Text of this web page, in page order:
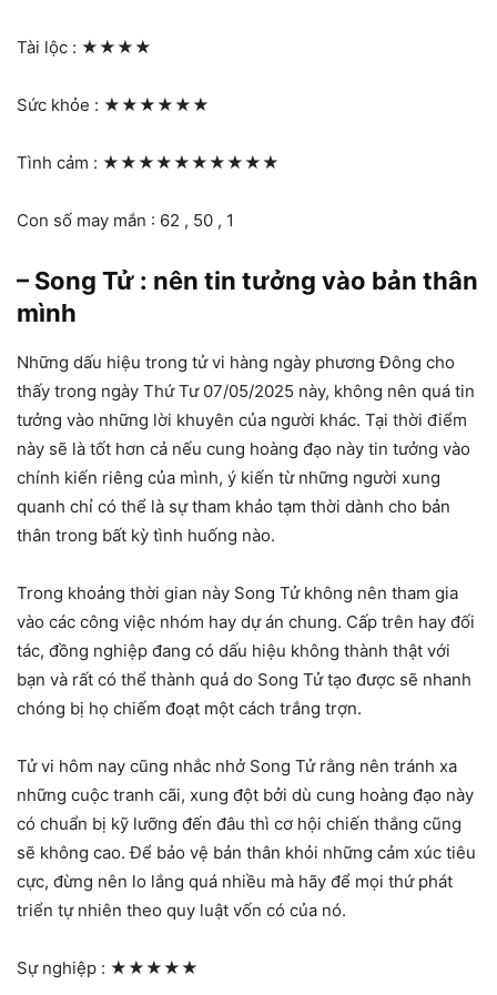
Tài lộc : ★★★★
Sức khỏe : ★★★★★★
Tình cảm : ★★★★★★★★★★
Con số may mắn : 62 , 50 , 1
– Song Tử : nên tin tưởng vào bản thân
mình
Những dấu hiệu trong tử vi hàng ngày phương Đông cho
thấy trong ngày Thứ Tư 07/05/2025 này, không nên quá tin
tưởng vào những lời khuyên của người khác. Tại thời điểm
này sẽ là tốt hơn cả nếu cung hoàng đạo này tin tưởng vào
chính kiến riêng của mình, ý kiến từ những người xung
quanh chỉ có thể là sự tham khảo tạm thời dành cho bản
thân trong bất kỳ tình huống nào.
Trong khoảng thời gian này Song Tử không nên tham gia
vào các công việc nhóm hay dự án chung. Cấp trên hay đối
tác, đồng nghiệp đang có dấu hiệu không thành thật với
bạn và rất có thể thành quả do Song Tử tạo được sẽ nhanh
chóng bị họ chiếm đoạt một cách trắng trợn.
Tử vi hôm nay cũng nhắc nhở Song Tử rằng nên tránh xa
những cuộc tranh cãi, xung đột bởi dù cung hoàng đạo này
có chuẩn bị kỹ lưỡng đến đâu thì cơ hội chiến thắng cũng
sẽ không cao. Để bảo vệ bản thân khỏi những cảm xúc tiêu
cực, đừng nên lo lắng quá nhiều mà hãy để mọi thứ phát
triển tự nhiên theo quy luật vốn có của nó.
Sự nghiệp : ★★★★★